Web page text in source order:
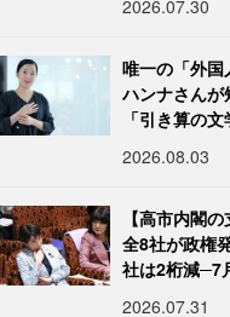
2026.07.30
唯一の「外国
ハンナさんが
「引き算の文
2026.08.03
【高市内閣の
全8社が政権
社は2桁減─7
2026.07.31